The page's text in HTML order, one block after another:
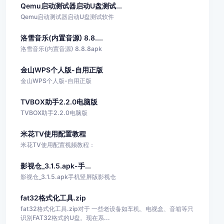
Qemu启动测试器启动U盘测试...
Qemu启动测试器启动U盘测试软件
洛雪音乐(内置音源) 8.8....
洛雪音乐(内置音源) 8.8.8apk
金山WPS个人版-自用正版
金山WPS个人版-自用正版
TVBOX助手2.2.0电脑版
TVBOX助手2.2.0电脑版
米花TV使用配置教程
米花TV使用配置视频教程：
影视仓_3.1.5.apk-手...
影视仓_3.1.5.apk手机竖屏版影视仓
fat32格式化工具.zip
fat32格式化工具.zip对于 一些老设备如车机、电视盒、音箱等只
识别FAT32格式的U盘。现在系...